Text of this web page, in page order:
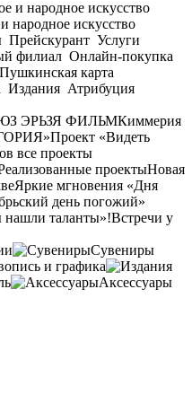
народное искусство
Прейскурант Услуги
филиал Онлайн-покупка
Пушкинская карта
Издания Атрибуция
ЭРЬЗЯ ФИЛЬМКиммерия
Проект «Видеть
все проекты
проектыНовая
Яркие мгновения «Дня
день погожий»
нашли таланты»!Встречи у
Сувениры
и графика
Аксессуары